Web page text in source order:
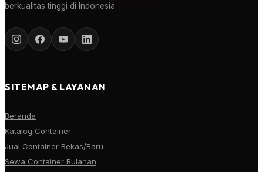
berkualitas tinggi di Indonesia.
SITEMAP & LAYANAN
Beranda
Katalog Container
Jual Container Bekas/Baru
Sewa Container Bulanan